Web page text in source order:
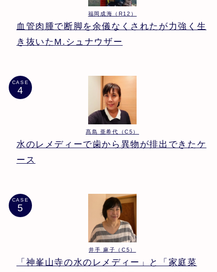
福岡成海（R12）
血管肉腫で断脚を余儀なくされたが力強く生
き抜いたM.シュナウザー
CASE
髙島 亜希代（C5）
水のレメディーで歯から異物が排出できたケ
ース
CASE
井手 麻子（C5）
「神峯山寺の水のレメディー」と「家庭菜